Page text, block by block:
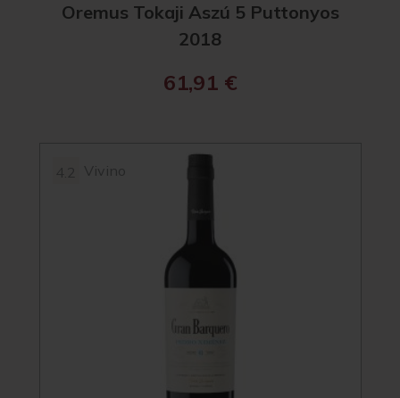
Oremus Tokaji Aszú 5 Puttonyos
2018
61,91 €
Vivino